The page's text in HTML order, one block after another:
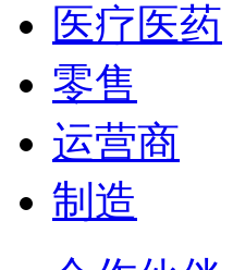
医疗医药
零售
运营商
制造